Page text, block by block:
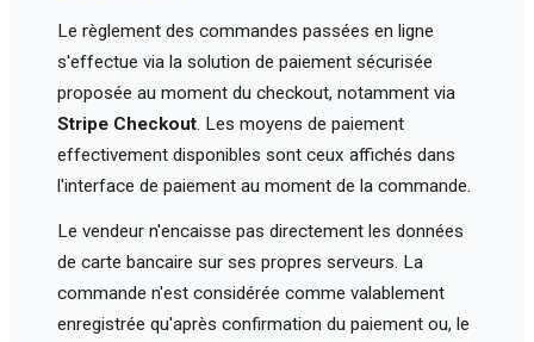
Le règlement des commandes passées en ligne
s'effectue via la solution de paiement sécurisée
proposée au moment du checkout, notamment via
Stripe Checkout. Les moyens de paiement
effectivement disponibles sont ceux affichés dans
l'interface de paiement au moment de la commande.
Le vendeur n'encaisse pas directement les données
de carte bancaire sur ses propres serveurs. La
commande n'est considérée comme valablement
enregistrée qu'après confirmation du paiement ou, le